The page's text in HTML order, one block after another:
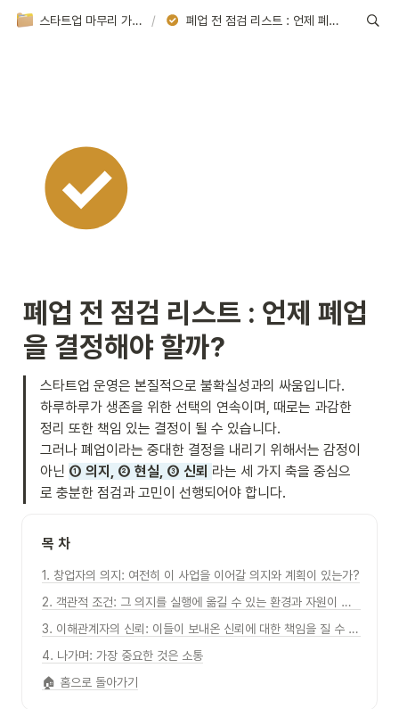
스타트업 마무리 가이드북 | 창업의 끝, 다음을 위한 안내서 / 폐업 전 점검 리스트 : 언제 폐업을 결정해야 할까?
폐업 전 점검 리스트 : 언제 폐업
을 결정해야 할까?
스타트업 운영은 본질적으로 불확실성과의 싸움입니다.
하루하루가 생존을 위한 선택의 연속이며, 때로는 과감한
정리 또한 책임 있는 결정이 될 수 있습니다.
그러나 폐업이라는 중대한 결정을 내리기 위해서는 감정이
아닌 ① 의지, ② 현실, ③ 신뢰 라는 세 가지 축을 중심으
로 충분한 점검과 고민이 선행되어야 합니다.
목 차
1. 창업자의 의지: 여전히 이 사업을 이어갈 의지와 계획이 있는가?
2. 객관적 조건: 그 의지를 실행에 옮길 수 있는 환경과 자원이 있는가?
3. 이해관계자의 신뢰: 이들이 보내온 신뢰에 대한 책임을 질 수 있는가?
4. 나가며: 가장 중요한 것은 소통
🏠 홈으로 돌아가기